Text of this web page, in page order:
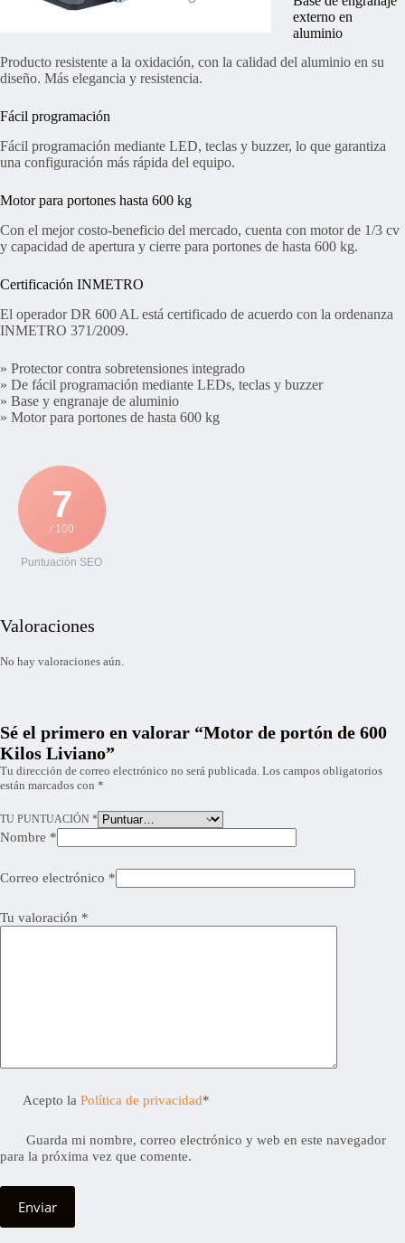
externo en
aluminio
Producto resistente a la oxidación, con la calidad del aluminio en su
diseño. Más elegancia y resistencia.
Fácil programación
Fácil programación mediante LED, teclas y buzzer, lo que garantiza
una configuración más rápida del equipo.
Motor para portones hasta 600 kg
Con el mejor costo-beneficio del mercado, cuenta con motor de 1/3 cv
y capacidad de apertura y cierre para portones de hasta 600 kg.
Certificación INMETRO
El operador DR 600 AL está certificado de acuerdo con la ordenanza
INMETRO 371/2009.
» Protector contra sobretensiones integrado
» De fácil programación mediante LEDs, teclas y buzzer
» Base y engranaje de aluminio
» Motor para portones de hasta 600 kg
7
/ 100
Puntuación SEO
Valoraciones
No hay valoraciones aún.
Sé el primero en valorar “Motor de portón de 600
Kilos Liviano”
Tu dirección de correo electrónico no será publicada. Los campos obligatorios
están marcados con *
TU PUNTUACIÓN *
Nombre *
Correo electrónico *
Tu valoración *
Acepto laPolítica de privacidad*
Guarda mi nombre, correo electrónico y web en este navegador
para la próxima vez que comente.
Enviar